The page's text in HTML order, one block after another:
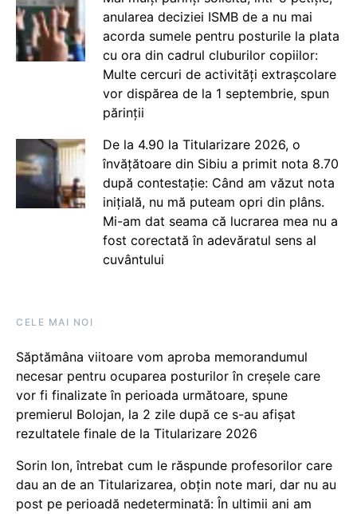
anularea deciziei ISMB de a nu mai
acorda sumele pentru posturile la plata
cu ora din cadrul cluburilor copiilor:
Multe cercuri de activități extrașcolare
vor dispărea de la 1 septembrie, spun
părinții
De la 4.90 la Titularizare 2026, o
învățătoare din Sibiu a primit nota 8.70
după contestație: Când am văzut nota
inițială, nu mă puteam opri din plâns.
Mi-am dat seama că lucrarea mea nu a
fost corectată în adevăratul sens al
cuvântului
CELE MAI NOI
Săptămâna viitoare vom aproba memorandumul
necesar pentru ocuparea posturilor în creșele care
vor fi finalizate în perioada următoare, spune
premierul Bolojan, la 2 zile după ce s-au afișat
rezultatele finale de la Titularizare 2026
Sorin Ion, întrebat cum le răspunde profesorilor care
dau an de an Titularizarea, obțin note mari, dar nu au
post pe perioadă nedeterminată: În ultimii ani am